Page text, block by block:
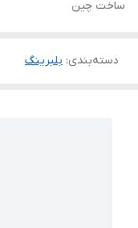
ساخت چین
دسته‌بندی: بلبرینگ